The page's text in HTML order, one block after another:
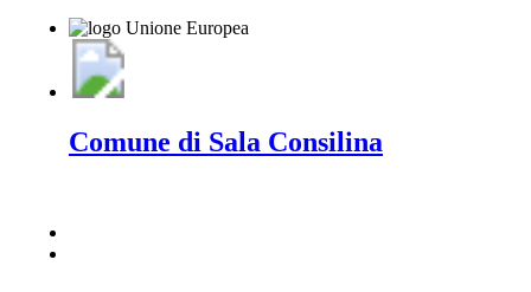
Comune di Sala Consilina